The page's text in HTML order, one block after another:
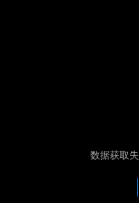
数据获取